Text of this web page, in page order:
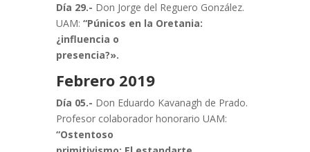
Día 29.- Don Jorge del Reguero González.
UAM: “Púnicos en la Oretania:
¿influencia o
presencia?».
Febrero 2019
Día 05.- Don Eduardo Kavanagh de Prado.
Profesor colaborador honorario UAM:
“Ostentoso